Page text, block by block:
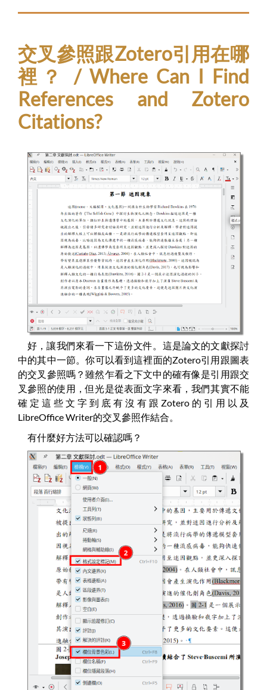
交叉參照跟Zotero引用在哪
裡？ / Where Can I Find
References and Zotero
Citations?
好，讓我們來看一下這份文件。這是論文的文獻探討
中的其中一節。你可以看到這裡面的Zotero引用跟圖表
的交叉參照嗎？雖然乍看之下文中的確有像是引用跟交
叉參照的使用，但光是從表面文字來看，我們其實不能
確定這些文字到底有沒有跟Zotero的引用以及
LibreOffice Writer的交叉參照作結合。
有什麼好方法可以確認嗎？